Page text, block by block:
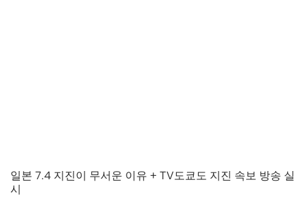
일본 7.4 지진이 무서운 이유 + TV도쿄도 지진 속보 방송 실
시